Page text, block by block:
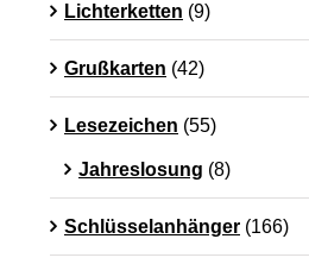
Lichterketten (9)
Grußkarten (42)
Lesezeichen (55)
Jahreslosung (8)
Schlüsselanhänger (166)